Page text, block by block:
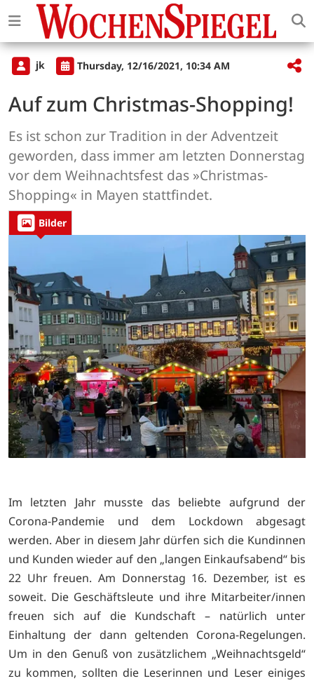
jk Thursday, 12/16/2021, 10:34 AM
Auf zum Christmas-Shopping!
Es ist schon zur Tradition in der Adventzeit
geworden, dass immer am letzten Donnerstag
vor dem Weihnachtsfest das »Christmas-
Shopping« in Mayen stattfindet.
Bilder
Im letzten Jahr musste das beliebte aufgrund der
Corona-Pandemie und dem Lockdown abgesagt
werden. Aber in diesem Jahr dürfen sich die Kundinnen
und Kunden wieder auf den „langen Einkaufsabend“ bis
22 Uhr freuen. Am Donnerstag 16. Dezember, ist es
soweit. Die Geschäftsleute und ihre Mitarbeiter/innen
freuen sich auf die Kundschaft – natürlich unter
Einhaltung der dann geltenden Corona-Regelungen.
Um in den Genuß von zusätzlichem „Weihnachtsgeld“
zu kommen, sollten die Leserinnen und Leser einiges